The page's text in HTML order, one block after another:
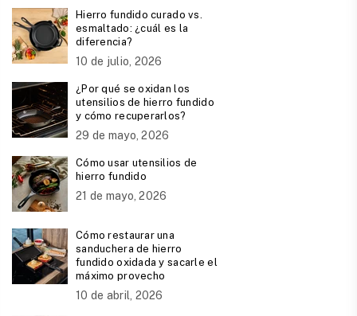
Hierro fundido curado vs.
esmaltado: ¿cuál es la
diferencia?
10 de julio, 2026
¿Por qué se oxidan los
utensilios de hierro fundido
y cómo recuperarlos?
29 de mayo, 2026
Cómo usar utensilios de
hierro fundido
21 de mayo, 2026
Cómo restaurar una
sanduchera de hierro
fundido oxidada y sacarle el
máximo provecho
10 de abril, 2026